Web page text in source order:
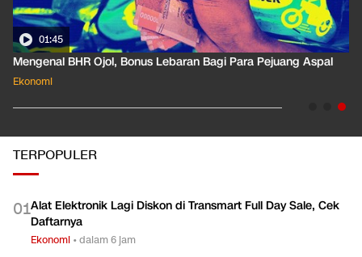
01:45
Mengenal BHR Ojol, Bonus Lebaran Bagi Para Pejuang Aspal
Ekonomi
TERPOPULER
01Alat Elektronik Lagi Diskon di Transmart Full Day Sale, Cek
Daftarnya
Ekonomi •dalam 6 jam